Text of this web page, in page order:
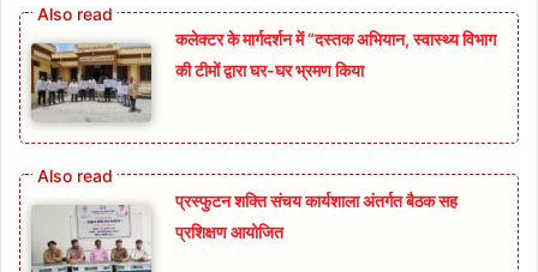
कलेक्टर के मार्गदर्शन में “दस्तक अभियान,‌ स्वास्थ्य विभाग
की टीमों द्वारा घर-घर भ्रमण किया
प्रस्फुटन शक्ति संचय कार्यशाला अंतर्गत बैठक सह
प्रशिक्षण आयोजित